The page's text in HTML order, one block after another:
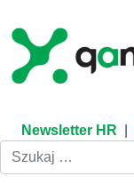
content
Newsletter HR